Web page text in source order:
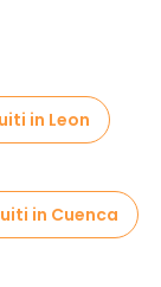
in Leon
in Cuenca